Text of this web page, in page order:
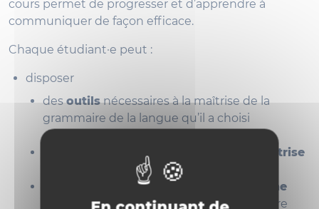
cours permet de progresser et d’apprendre à
communiquer de façon efficace.
Chaque étudiant·e peut :
disposer
desoutilsnécessaires à la maîtrise de la
grammaire de la langue qu’il a choisi
d’apprendre.
maîtrise
parfaite de la prononciation
de matériel audio et vidéo,
lié au domaine
d’études choisi, à l’actualité ou à la culture